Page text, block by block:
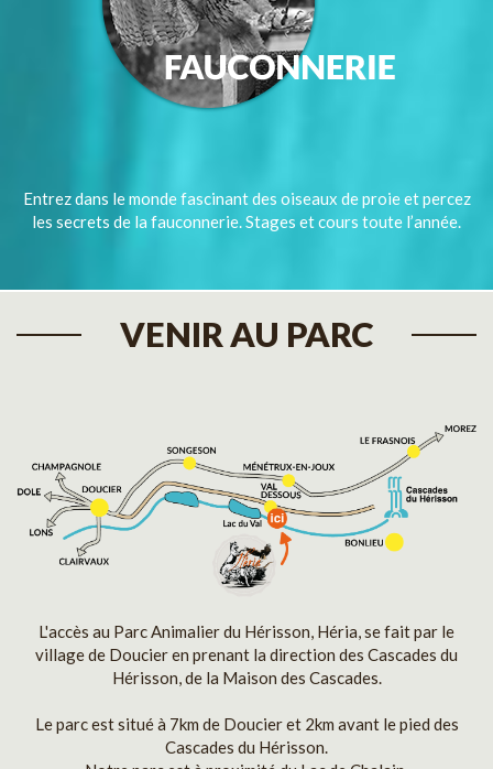
Entrez dans le monde fascinant des oiseaux de proie et percez
les secrets de la fauconnerie. Stages et cours toute l’année.
VENIR AU PARC
L'accès au Parc Animalier du Hérisson, Héria, se fait par le
village de Doucier en prenant la direction des Cascades du
Hérisson, de la Maison des Cascades.
Le parc est situé à 7km de Doucier et 2km avant le pied des
Cascades du Hérisson.